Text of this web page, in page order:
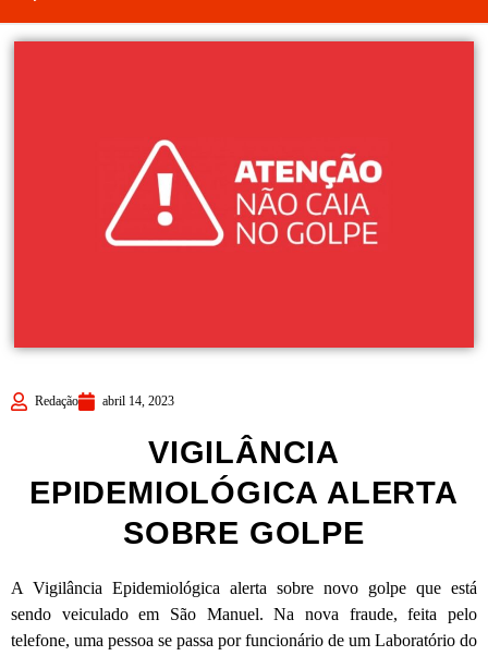
Redação abril 14, 2023
VIGILÂNCIA
EPIDEMIOLÓGICA ALERTA
SOBRE GOLPE
A Vigilância Epidemiológica alerta sobre novo golpe que está
sendo veiculado em São Manuel. Na nova fraude, feita pelo
telefone, uma pessoa se passa por funcionário de um Laboratório do